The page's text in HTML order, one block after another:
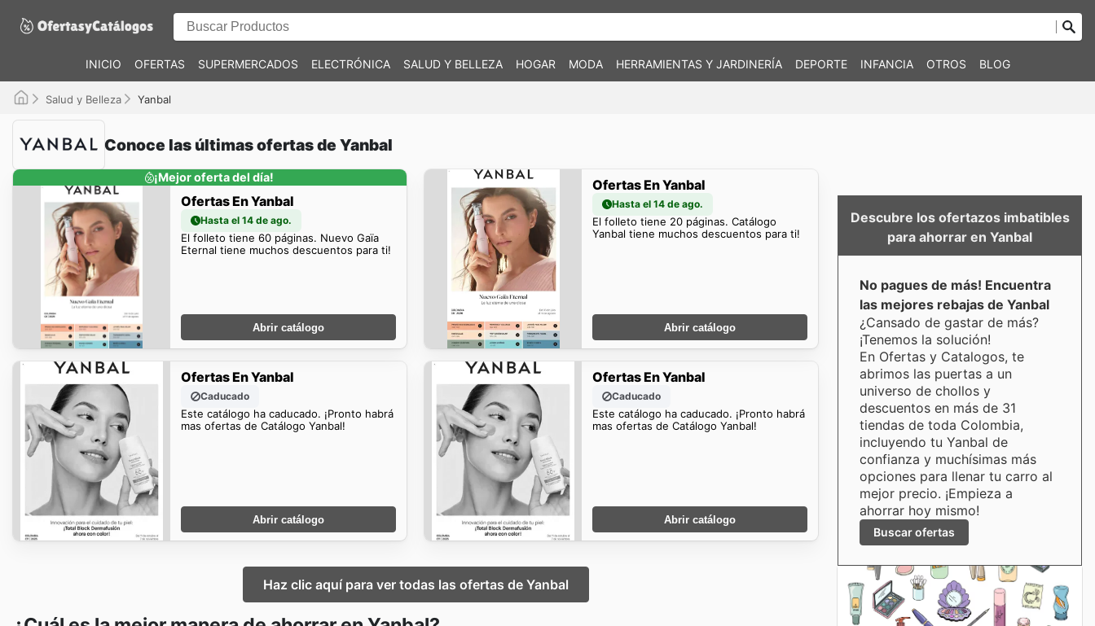
INICIO OFERTAS SUPERMERCADOS ELECTRÓNICA SALUD Y BELLEZA HOGAR MODA HERRAMIENTAS Y JARDINERÍA DEPORTE INFANCIA OTROS BLOG
Salud y Belleza Yanbal
Conoce las últimas ofertas de Yanbal
¡Mejor oferta del día!
Ofertas En Yanbal
Hasta el 14 de ago.
El folleto tiene 60 páginas. Nuevo Gaïa
Eternal tiene muchos descuentos para ti!
Abrir catálogo
Ofertas En Yanbal
Hasta el 14 de ago.
El folleto tiene 20 páginas. Catálogo
Yanbal tiene muchos descuentos para ti!
Abrir catálogo
Ofertas En Yanbal
Caducado
Este catálogo ha caducado. ¡Pronto habrá
mas ofertas de Catálogo Yanbal!
Abrir catálogo
Ofertas En Yanbal
Caducado
Este catálogo ha caducado. ¡Pronto habrá
mas ofertas de Catálogo Yanbal!
Abrir catálogo
Haz clic aquí para ver todas las ofertas de Yanbal
Descubre los ofertazos imbatibles
para ahorrar en Yanbal
No pagues de más! Encuentra
las mejores rebajas de Yanbal
¿Cansado de gastar de más?
¡Tenemos la solución!
En Ofertas y Catalogos, te
abrimos las puertas a un
universo de chollos y
descuentos en más de 31
tiendas de toda Colombia,
incluyendo tu Yanbal de
confianza y muchísimas más
opciones para llenar tu carro al
mejor precio. ¡Empieza a
ahorrar hoy mismo!
Buscar ofertas